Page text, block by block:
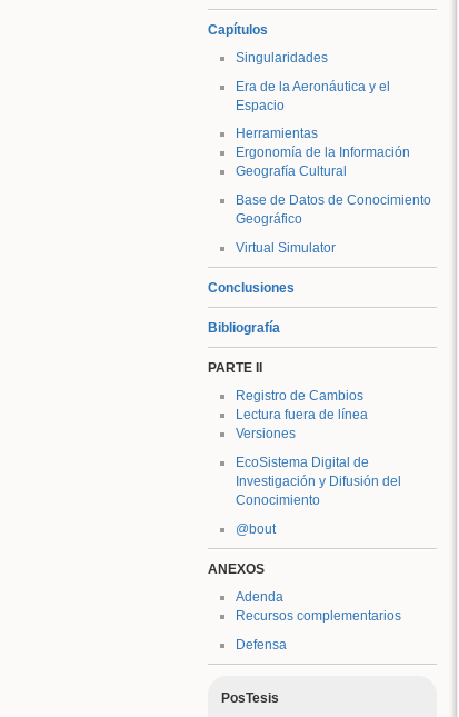
Capítulos
Singularidades
Era de la Aeronáutica y el
Espacio
Herramientas
Ergonomía de la Información
Geografía Cultural
Base de Datos de Conocimiento
Geográfico
Virtual Simulator
Conclusiones
Bibliografía
PARTE II
Registro de Cambios
Lectura fuera de línea
Versiones
EcoSistema Digital de
Investigación y Difusión del
Conocimiento
@bout
ANEXOS
Adenda
Recursos complementarios
Defensa
PosTesis